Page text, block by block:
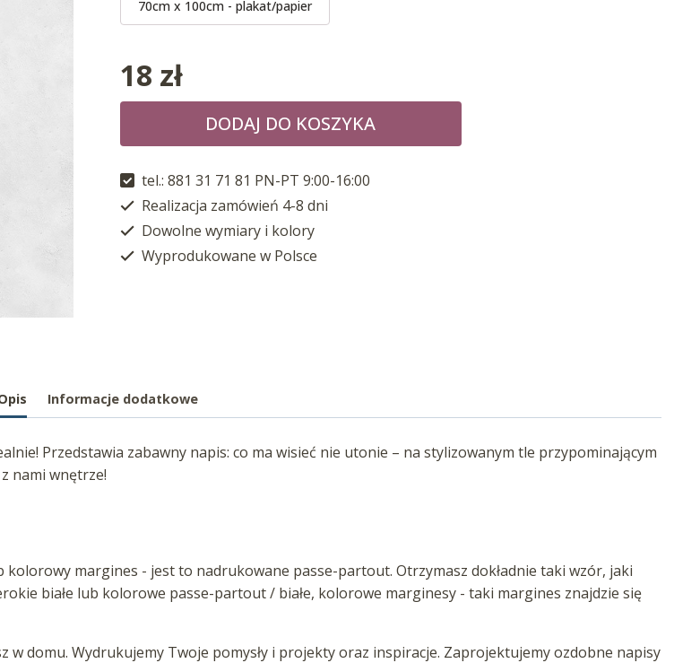
70cm x 100cm - plakat/papier
18 zł
DODAJ DO KOSZYKA
tel.: 881 31 71 81 PN-PT 9:00-16:00
Realizacja zamówień 4-8 dni
Dowolne wymiary i kolory
Wyprodukowane w Polsce
Informacje dodatkowe
Przedstawia zabawny napis: co ma wisieć nie utonie – na stylizowanym tle przypominającym
nami wnętrze!
margines - jest to nadrukowane passe-partout. Otrzymasz dokładnie taki wzór, jaki
białe lub kolorowe passe-partout / białe, kolorowe marginesy - taki margines znajdzie się
domu. Wydrukujemy Twoje pomysły i projekty oraz inspiracje. Zaprojektujemy ozdobne napisy